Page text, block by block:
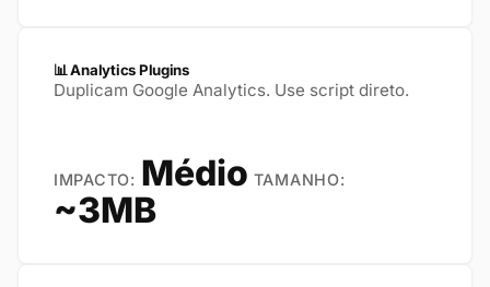
📊 Analytics Plugins
Duplicam Google Analytics. Use script direto.
IMPACTO: Médio TAMANHO:
~3MB